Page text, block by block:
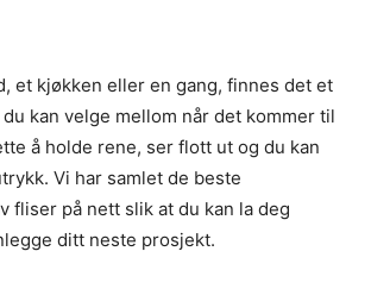
et kjøkken eller en gang, finnes det et
kan velge mellom når det kommer til
å holde rene, ser flott ut og du kan
Vi har samlet de beste
fliser på nett slik at du kan la deg
ditt neste prosjekt.